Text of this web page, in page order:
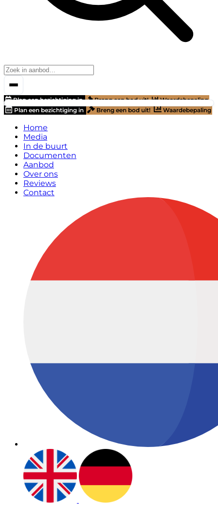
Plan een bezichtiging in Breng een bod uit!
Waardebepaling
Plan een bezichtiging in
Breng een bod uit! Waardebepaling
Home
Media
In de buurt
Documenten
Aanbod
Over ons
Reviews
Contact